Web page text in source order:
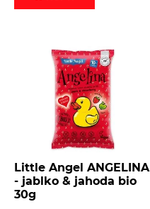
Little Angel ANGELINA
- jablko & jahoda bio
30g